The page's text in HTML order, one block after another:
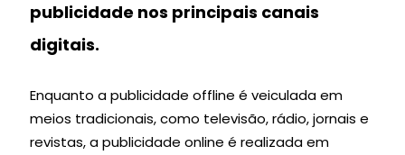
publicidade nos principais canais
digitais.
Enquanto a publicidade offline é veiculada em
meios tradicionais, como televisão, rádio, jornais e
revistas, a publicidade online é realizada em